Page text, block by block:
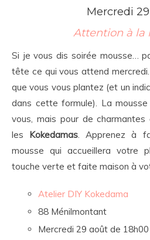
Mercredi
Attention à la
Si je vous dis soirée mousse…
tête ce qui vous attend mercredi.
que vous vous plantez (et un
dans cette formule). La
vous, mais pour de charmantes
les Kokedamas . Apprenez à
mousse qui accueillera votre
touche verte et faite maison à
Atelier DIY Kokedama
88 Ménilmontant
Mercredi 29 août de